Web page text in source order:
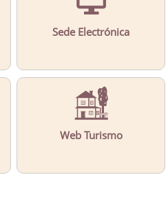
Sede Electrónica
Web Turismo